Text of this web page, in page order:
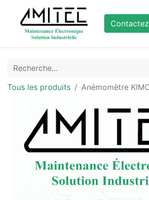
Tous les produits Anémomètre